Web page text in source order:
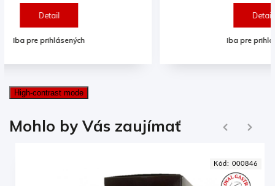
Iba pre prihlásených
High-contrast mode
Mohlo by Vás zaujímať
Kód: 000846